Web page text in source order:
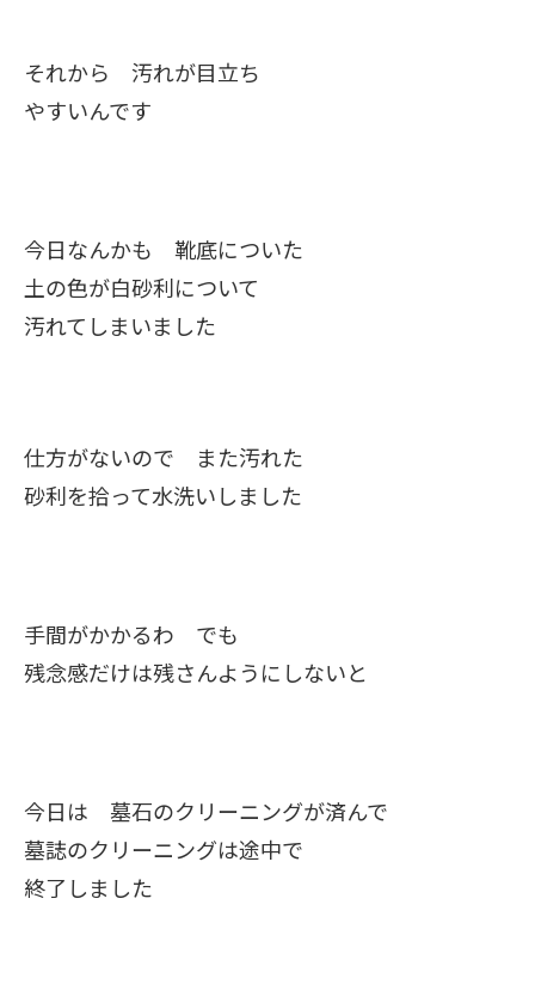
それから 汚れが目立ち
やすいんです
今日なんかも 靴底についた
土の色が白砂利について
汚れてしまいました
仕方がないので また汚れた
砂利を拾って水洗いしました
手間がかかるわ でも
残念感だけは残さんようにしないと
今日は 墓石のクリーニングが済んで
墓誌のクリーニングは途中で
終了しました